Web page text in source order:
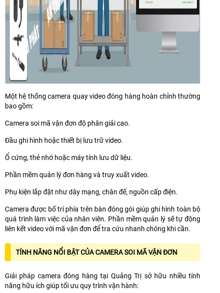
Một hệ thống camera quay video đóng hàng hoàn chỉnh thường
bao gồm:
Camera soi mã vận đơn độ phân giải cao.
Đầu ghi hình hoặc thiết bị lưu trữ video.
Ổ cứng, thẻ nhớ hoặc máy tính lưu dữ liệu.
Phần mềm quản lý đơn hàng và truy xuất video.
Phụ kiện lắp đặt như dây mạng, chân đế, nguồn cấp điện.
Camera được bố trí phía trên bàn đóng gói giúp ghi hình toàn bộ
quá trình làm việc của nhân viên. Phần mềm quản lý sẽ tự động
liên kết video với mã vận đơn để tra cứu nhanh chóng khi cần.
TÍNH NĂNG NỔI BẬT CỦA CAMERA SOI MÃ VẬN ĐƠN
Giải pháp camera đóng hàng tại Quảng Trị sở hữu nhiều tính
năng hữu ích giúp tối ưu quy trình vận hành: